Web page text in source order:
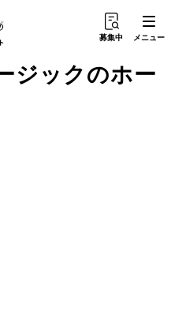
募集中 メニュー
ジックのホー